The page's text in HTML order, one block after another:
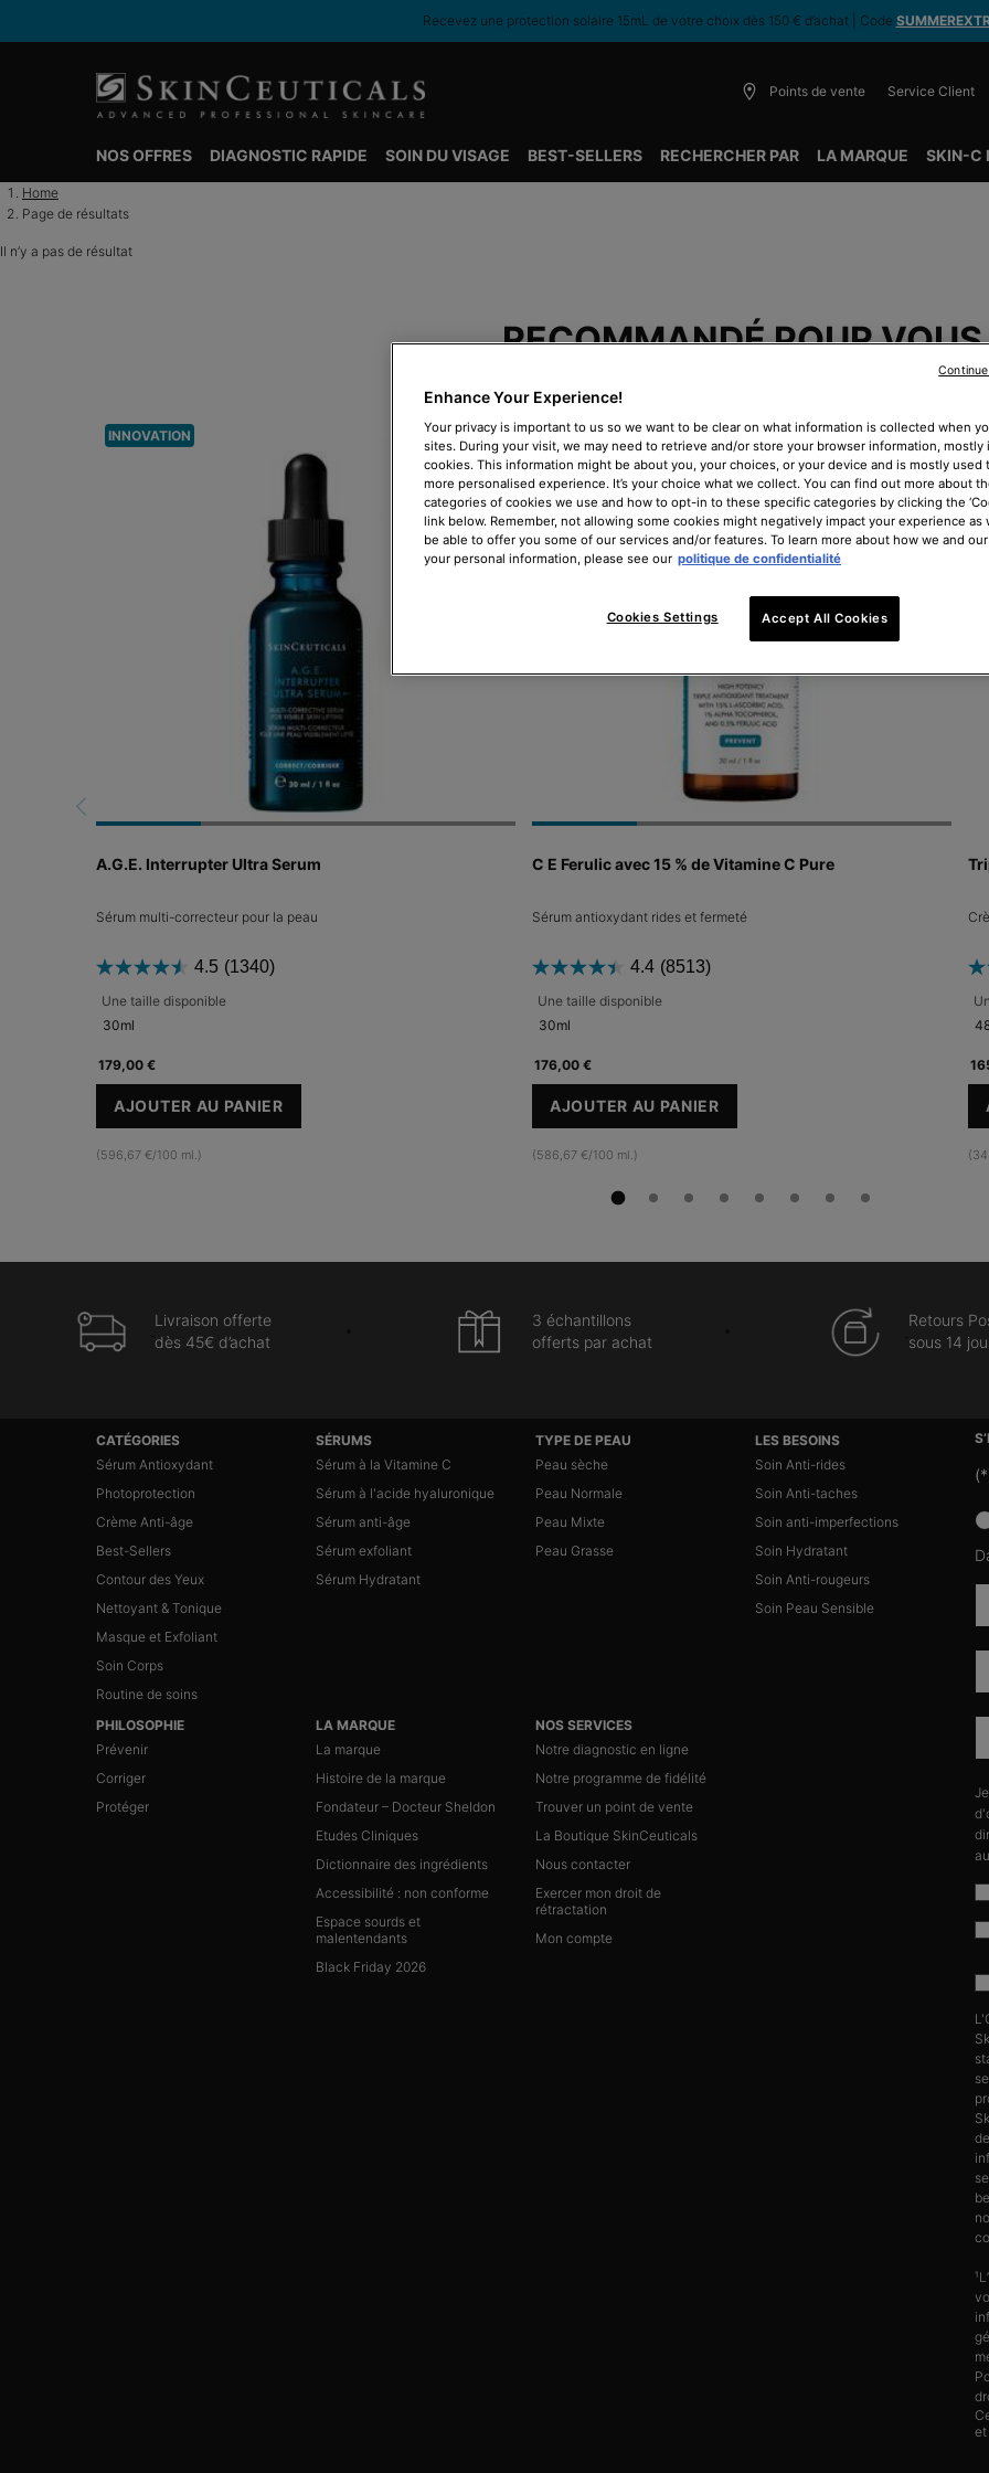
Recevez une protection solaire 15mL de votre choix dès 150 € d’achat | Code
Points de vente Service Client
NOS OFFRES DIAGNOSTIC RAPIDE SOIN DU VISAGE BEST-SELLERS RECHERCHER PAR LA MARQUE SKIN-C
Contenu principal
Home
Page de résultats
Il n’y a pas de résultat
RECOMMANDÉ POUR VOUS
INNOVATION
A.G.E. Interrupter Ultra Serum
Sérum multi-correcteur pour la peau
4.5 (1340)
Une taille disponible
30ml
179,00 €
AJOUTER AU PANIER
A.G.E. INTERRUPTER ULTRA SERUM
(596,67 €/100 ml.)
BEST-SELLER
C E Ferulic avec 15 % de Vitamine C Pure
Sérum antioxydant rides et fermeté
4.4 (8513)
Une taille disponible
30ml
176,00 €
AJOUTER AU PANIER
C E FERULIC AVEC 15 % DE VITAMINE C
(586,67 €/100 ml.)
Livraison offerte
dès 45€ d’achat
3 échantillons
offerts par achat
Retours
sous 14
Navigation du pied de page
CATÉGORIES
Sérum Antioxydant
Photoprotection
Crème Anti-âge
Best-Sellers
Contour des Yeux
Nettoyant & Tonique
Masque et Exfoliant
Soin Corps
Routine de soins
SÉRUMS
Sérum à la Vitamine C
Sérum à l'acide hyaluronique
Sérum anti-âge
Sérum exfoliant
Sérum Hydratant
TYPE DE PEAU
Peau sèche
Peau Normale
Peau Mixte
Peau Grasse
LES BESOINS
Soin Anti-rides
Soin Anti-taches
Soin anti-imperfections
Soin Hydratant
Soin Anti-rougeurs
Soin Peau Sensible
PHILOSOPHIE
Prévenir
Corriger
Protéger
LA MARQUE
La marque
Histoire de la marque
Fondateur – Docteur Sheldon
Etudes Cliniques
Dictionnaire des ingrédients
Accessibilité : non conforme
Espace sourds et
malentendants
Black Friday 2026
NOS SERVICES
Notre diagnostic en ligne
Notre programme de fidélité
Trouver un point de vente
La Boutique SkinCeuticals
Nous contacter
Exercer mon droit de
rétractation
Mon compte
et
Enhance Your Experience!
Your privacy is important to us so we want to be clear on what information is collected when
sites. During your visit, we may need to retrieve and/or store your browser information, mostly
cookies. This information might be about you, your choices, or your device and is mostly used
more personalised experience. It’s your choice what we collect. You can find out more about
categories of cookies we use and how to opt-in to these specific categories by clicking the
link below. Remember, not allowing some cookies might negatively impact your experience as
be able to offer you some of our services and/or features. To learn more about how we and
your personal information, please see our politique de confidentialité
Cookies Settings Accept All Cookies